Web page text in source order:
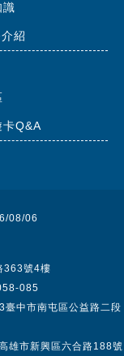
識
紹
卡Q&A
08/06
363號4樓
085
中市南屯區公益路二段
雄市新興區六合路188號